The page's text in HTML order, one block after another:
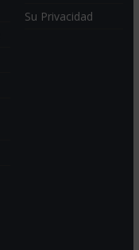
Su Privacidad